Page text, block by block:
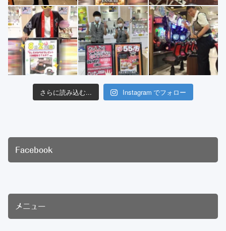
さらに読み込む... Instagram でフォロー
Facebook
メニュー